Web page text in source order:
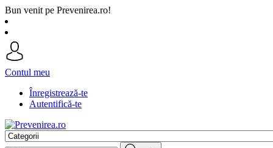
Bun venit pe Prevenirea.ro!
Contul meu
Înregistrează-te
Autentifică-te